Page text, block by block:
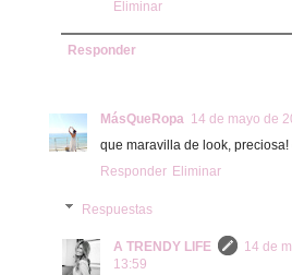
Eliminar
Responder
MásQueRopa 14 de mayo de
que maravilla de look,
Responder Eliminar
Respuestas
A TRENDY LIFE
14 de
13:59